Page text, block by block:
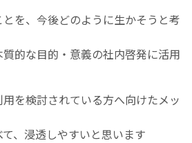
を、今後どのように生かそうと考
的な目的・意義の社内啓発に活用
を検討されている方へ向けたメッ
、浸透しやすいと思います